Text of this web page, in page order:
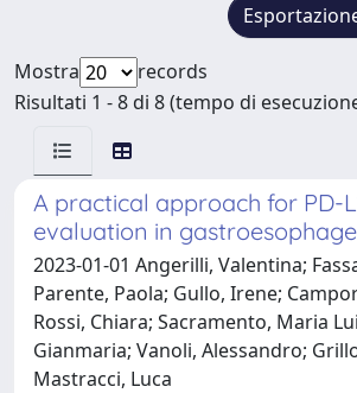
Mostra
records
Risultati 1 - 8 di 8 (tempo di
A practical approach for PD-
evaluation in
2023-01-01 Angerilli, Valentina;
Parente, Paola; Gullo, Irene;
Rossi, Chiara; Sacramento, Maria
Gianmaria; Vanoli, Alessandro;
Mastracci, Luca